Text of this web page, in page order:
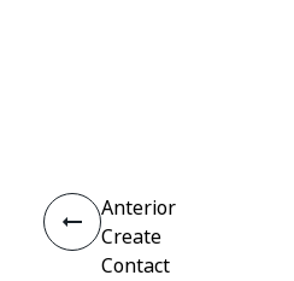
Anterior
Create
Contact